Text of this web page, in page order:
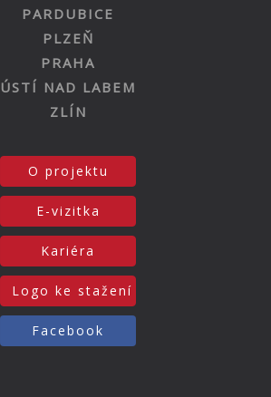
PARDUBICE
PLZEŇ
PRAHA
ÚSTÍ NAD LABEM
ZLÍN
O projektu
E-vizitka
Kariéra
Logo ke stažení
Facebook